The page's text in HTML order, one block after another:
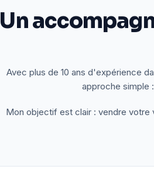
Un
Avec plus de 10 ans d'expérience
approche simple
Mon objectif est clair : vendre votre